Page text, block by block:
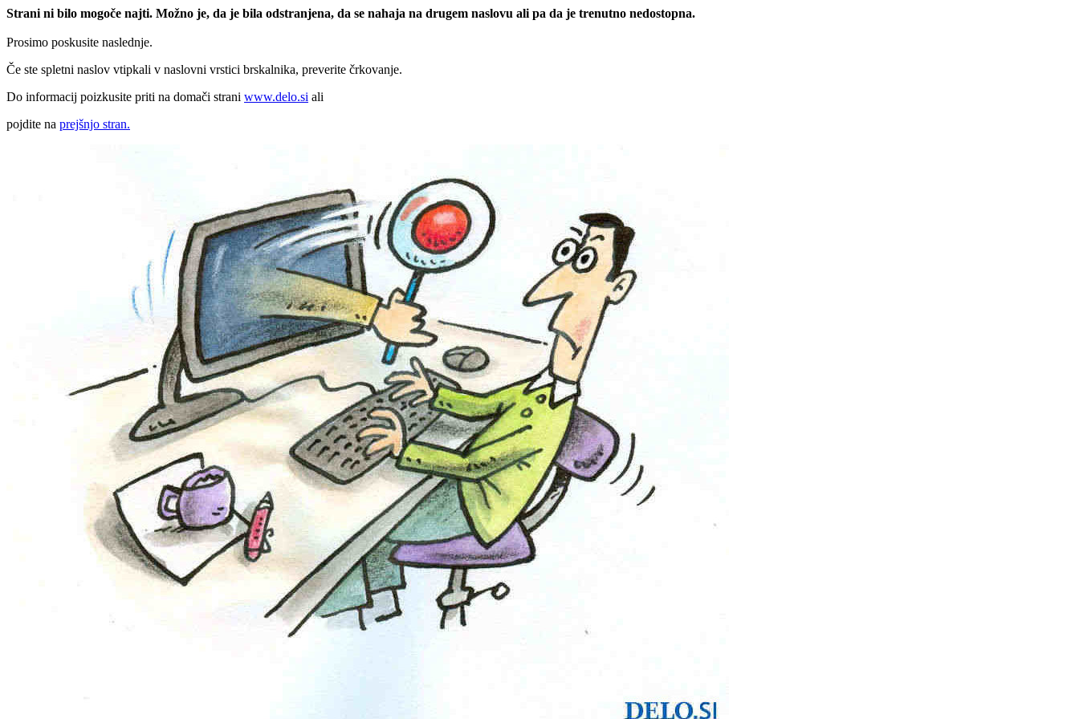
Strani ni bilo mogoče najti. Možno je, da je bila odstranjena, da se nahaja na drugem naslovu ali pa da je trenutno nedostopna.
Prosimo poskusite naslednje.
Če ste spletni naslov vtipkali v naslovni vrstici brskalnika, preverite črkovanje.
Do informacij poizkusite priti na domači strani www.delo.si ali
pojdite na prejšnjo stran.